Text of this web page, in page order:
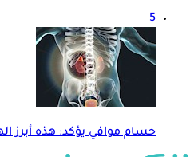
5
حسام موافي يؤكد: هذه أبرز